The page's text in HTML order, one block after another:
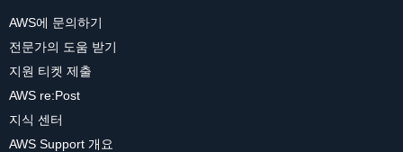
AWS에 문의하기
전문가의 도움 받기
지원 티켓 제출
AWS re:Post
지식 센터
AWS Support 개요